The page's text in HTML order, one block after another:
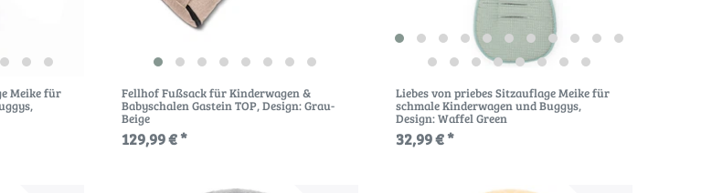
Meike für
,
Fellhof Fußsack für Kinderwagen &
Babyschalen Gastein TOP, Design: Grau-
Beige
129,99 € *
Liebes von priebes Sitzauflage Meike für
schmale Kinderwagen und Buggys,
Design: Waffel Green
32,99 € *